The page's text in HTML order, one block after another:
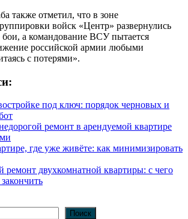
также отметил, что в зоне
войск «Центр» развернулись
а командование ВСУ пытается
российской армии любыми
с потерями».
под ключ: порядок черновых и
ремонт в арендуемой квартире
где уже живёте: как минимизировать
ремонт двухкомнатной квартиры: с чего
Поиск